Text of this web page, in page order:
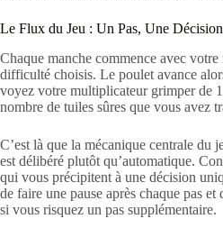
Le Flux du Jeu : Un Pas, Une Décision
Chaque manche commence avec
difficulté choisis. Le poulet avance
voyez votre multiplicateur grimper de
nombre de tuiles sûres que vous avez
C’est là que la mécanique centrale
est délibéré plutôt qu’automatique.
qui vous précipitent à une décision
de faire une pause après chaque pas
si vous risquez un pas supplémentaire.